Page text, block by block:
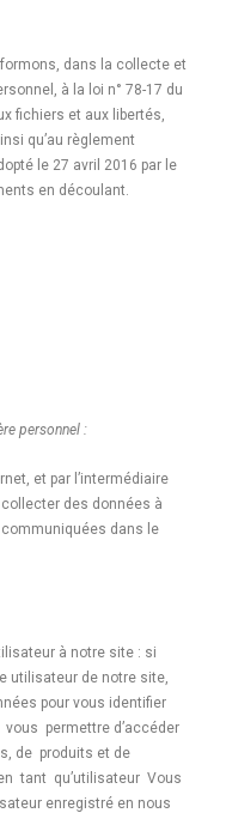
dans la collecte et
à la loi n° 78-17 du
fichiers et aux libertés,
qu’au règlement
le 27 avril 2016 par le
en découlant.
personnel :
et par l’intermédiaire
des données à
dans le
à notre site : si
utilisateur de notre site,
pour vous identifier
permettre d’accéder
de produits et de
tant qu’utilisateur Vous
enregistré en nous